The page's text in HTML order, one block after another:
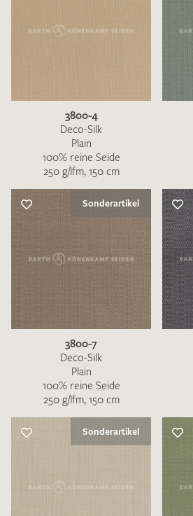
3800-4
Deco-Silk
Plain
100% reine Seide
250 g/lfm, 150 cm
Sonderartikel
3800-7
Deco-Silk
Plain
100% reine Seide
250 g/lfm, 150 cm
Sonderartikel